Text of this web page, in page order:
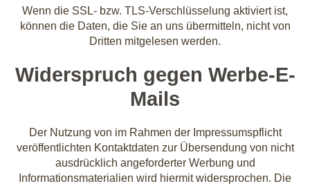
Wenn die SSL- bzw. TLS-Verschlüsselung aktiviert ist,
können die Daten, die Sie an uns übermitteln, nicht von
Dritten mitgelesen werden.
Widerspruch gegen Werbe-E-
Mails
Der Nutzung von im Rahmen der Impressumspflicht
veröffentlichten Kontaktdaten zur Übersendung von nicht
ausdrücklich angeforderter Werbung und
Informationsmaterialien wird hiermit widersprochen. Die